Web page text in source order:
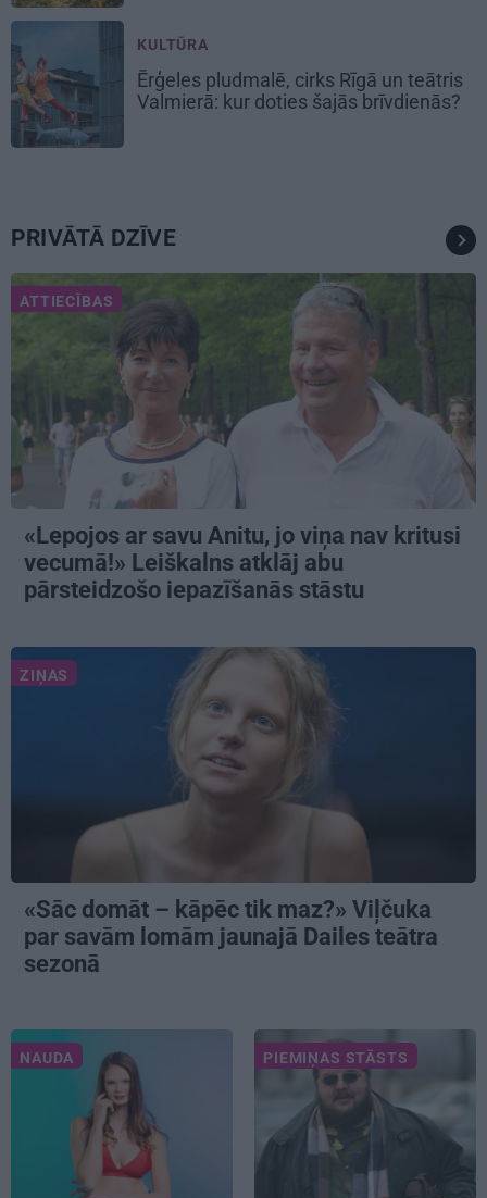
KULTŪRA
Ērģeles pludmalē, cirks Rīgā un teātris
Valmierā: kur doties šajās brīvdienās?
PRIVĀTĀ DZĪVE
ATTIECĪBAS
«Lepojos ar savu Anitu, jo viņa nav kritusi
vecumā!» Leiškalns atklāj abu
pārsteidzošo iepazīšanās stāstu
ZIŅAS
«Sāc domāt – kāpēc tik maz?» Viļčuka
par savām lomām jaunajā Dailes teātra
sezonā
NAUDA PIEMIŅAS STĀSTS